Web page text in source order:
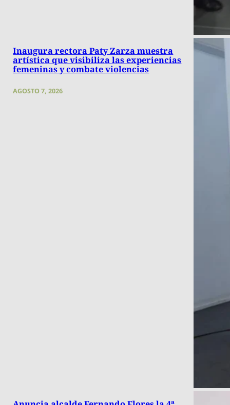
Inaugura rectora Paty Zarza muestra
artística que visibiliza las experiencias
femeninas y combate violencias
AGOSTO 7, 2026